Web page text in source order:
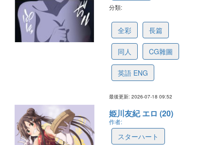
分類:
全彩 長篇
同人 CG雜圖
英語 ENG
最後更新: 2026-07-18 09:52
姫川友紀 エロ (20)
作者:
スターハート